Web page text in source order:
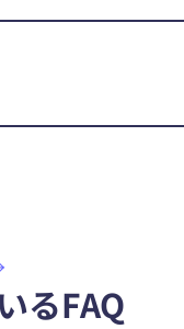
るFAQ